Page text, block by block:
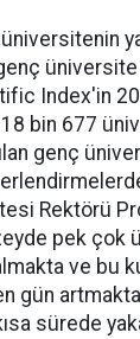
Index'in
bin 677
genç
Rektörü
pek çok
ve bu
gün
sürede